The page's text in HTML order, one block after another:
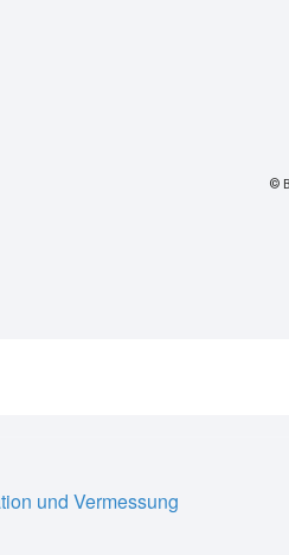
und Vermessung